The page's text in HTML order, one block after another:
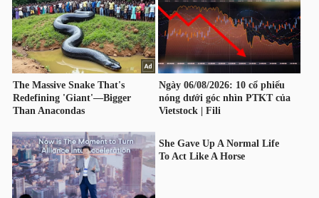
LIỆU
Ngành
(-)
VS-